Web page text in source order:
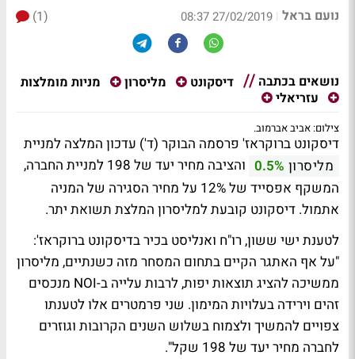
נועם בראל |
27/02/2019 08:37
(1)
נושאים בכתבה דיסקונט מליסרון
מניות מומלצות
עזריאלי
צילום: אביב אברמוב.
דיסקונט ברוקראז' פרסמה הבוקר (ד') עדכון המלצה למניית
מליסרון 0.5%
והציבה מחיר יעד של 198 למניית החברה,
המשקף אפסייד של 12% על מחיר הסגירה של המניה
אתמול. דיסקונט קובעת למליסרון המלצת תשואת יתר.
לטענת ישי ששון, רו"ח ואנליסט בכיר בדיסקונט ברוקראז':
"על אף האתגר הקיים בתחום המסחר מזה כשנתיים, מליסרון
ממשיכה להציג תוצאות יפות, לרבות עלייה ב-NOI מנכסים
זהים וירידה בעלויות המימון. שני פרמטרים אלו לטענתו
צפויים להמשיך ולצמוח בשלוש השנים הקרובות וגוזרים
לחברה מחיר יעד של 198 שקל".